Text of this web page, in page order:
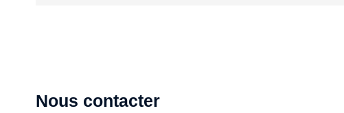
Nous contacter